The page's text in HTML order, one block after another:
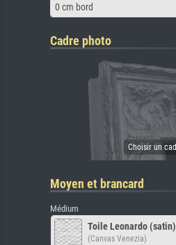
0 cm bord
Cadre photo
Moyen et brancard
Médium
Toile Leonardo (satin)
(Canvas Venezia)